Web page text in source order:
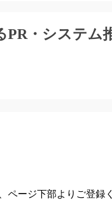
・システム
ージ下部よりご登録